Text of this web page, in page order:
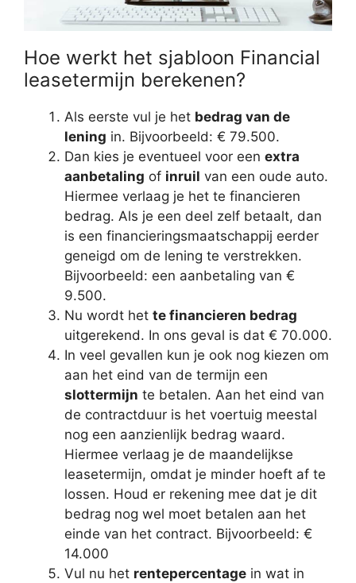
Hoe werkt het sjabloon Financial
leasetermijn berekenen?
Als eerste vul je het bedrag van de
lening in. Bijvoorbeeld: € 79.500.
Dan kies je eventueel voor een extra
aanbetaling of inruil van een oude auto.
Hiermee verlaag je het te financieren
bedrag. Als je een deel zelf betaalt, dan
is een financieringsmaatschappij eerder
geneigd om de lening te verstrekken.
Bijvoorbeeld: een aanbetaling van €
9.500.
Nu wordt het te financieren bedrag
uitgerekend. In ons geval is dat € 70.000.
In veel gevallen kun je ook nog kiezen om
aan het eind van de termijn een
slottermijn te betalen. Aan het eind van
de contractduur is het voertuig meestal
nog een aanzienlijk bedrag waard.
Hiermee verlaag je de maandelijkse
leasetermijn, omdat je minder hoeft af te
lossen. Houd er rekening mee dat je dit
bedrag nog wel moet betalen aan het
einde van het contract. Bijvoorbeeld: €
14.000
Vul nu het rentepercentage in wat in